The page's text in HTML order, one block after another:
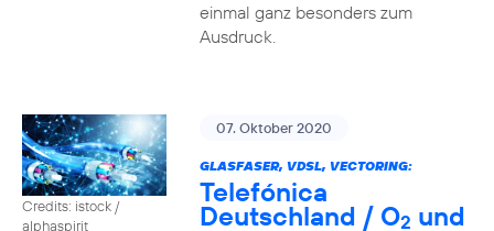
einmal ganz besonders zum
Ausdruck.
Credits: istock /
alphaspirit
07. Oktober 2020
GLASFASER, VDSL, VECTORING:
Telefónica
Deutschland / O2 und